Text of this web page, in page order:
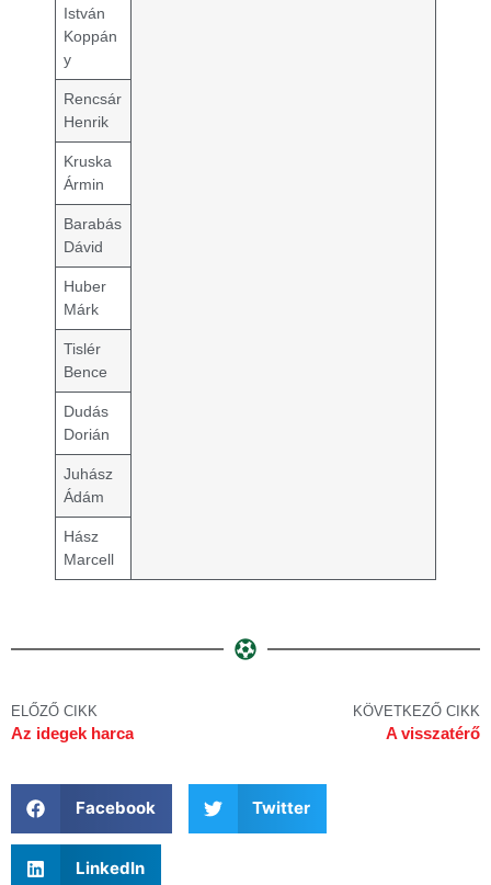
István
Koppán
y
Rencsár
Henrik
Kruska
Ármin
Barabás
Dávid
Huber
Márk
Tislér
Bence
Dudás
Dorián
Juhász
Ádám
Hász
Marcell
ELŐZŐ CIKK
Az idegek harca
KÖVETKEZŐ CIKK
A visszatérő
Facebook Twitter
LinkedIn